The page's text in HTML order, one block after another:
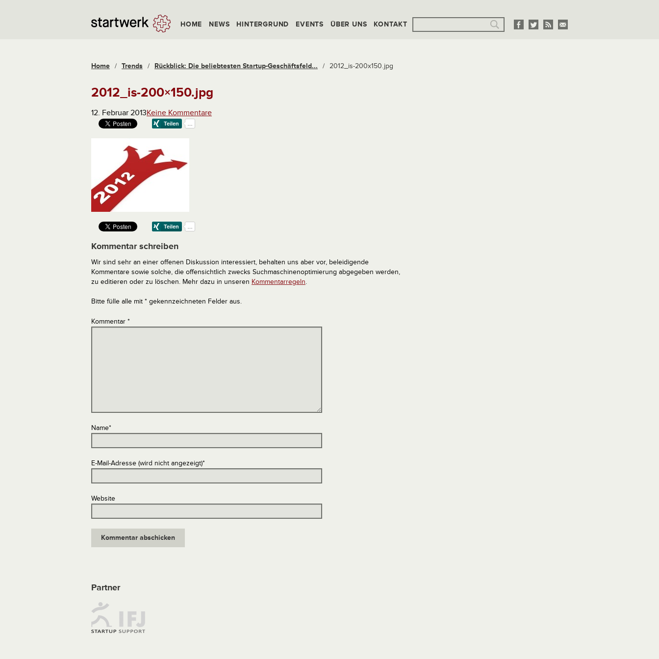
HOME NEWS HINTERGRUND EVENTS ÜBER UNS KONTAKT
Home / Trends / Rückblick: Die beliebtesten Startup-Geschäftsfeld... / 2012_is-200x150.jpg
2012_is-200×150.jpg
12. Februar 2013Keine Kommentare
Kommentar schreiben
Wir sind sehr an einer offenen Diskussion interessiert, behalten uns aber vor, beleidigende
Kommentare sowie solche, die offensichtlich zwecks Suchmaschinenoptimierung abgegeben werden,
zu editieren oder zu löschen. Mehr dazu in unseren Kommentarregeln.
Bitte fülle alle mit * gekennzeichneten Felder aus.
Kommentar *
Name*
E-Mail-Adresse (wird nicht angezeigt)*
Website
Partner